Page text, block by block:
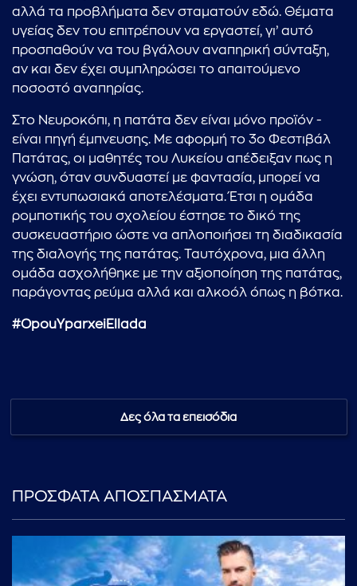
αλλά τα προβλήματα δεν σταματούν εδώ. Θέματα
υγείας δεν του επιτρέπουν να εργαστεί, γι’ αυτό
προσπαθούν να του βγάλουν αναπηρική σύνταξη,
αν και δεν έχει συμπληρώσει το απαιτούμενο
ποσοστό αναπηρίας.
Στο Νευροκόπι, η πατάτα δεν είναι μόνο προϊόν -
είναι πηγή έμπνευσης. Με αφορμή το 3ο Φεστιβάλ
Πατάτας, οι μαθητές του Λυκείου απέδειξαν πως η
γνώση, όταν συνδυαστεί με φαντασία, μπορεί να
έχει εντυπωσιακά αποτελέσματα. Έτσι η ομάδα
ρομποτικής του σχολείου έστησε το δικό της
συσκευαστήριο ώστε να απλοποιήσει τη διαδικασία
της διαλογής της πατάτας. Ταυτόχρονα, μια άλλη
ομάδα ασχολήθηκε με την αξιοποίηση της πατάτας,
παράγοντας ρεύμα αλλά και αλκοόλ όπως η βότκα.
#OpouYparxeiEllada
Δες όλα τα επεισόδια
ΠΡΟΣΦΑΤΑ ΑΠΟΣΠΑΣΜΑΤΑ